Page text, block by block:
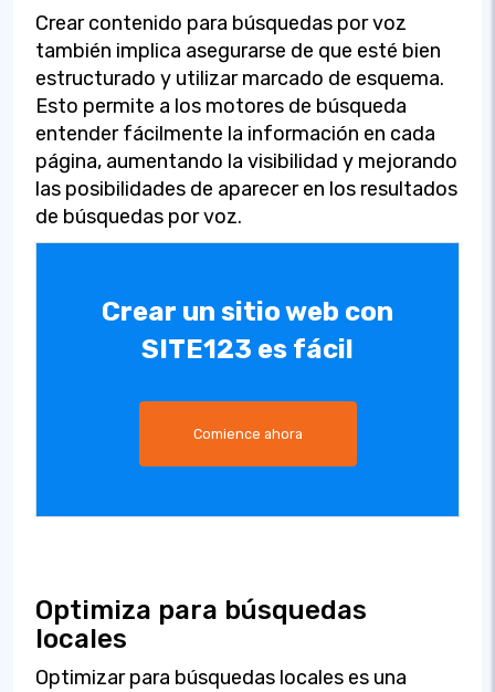
Crear contenido para búsquedas por voz
también implica asegurarse de que esté bien
estructurado y utilizar marcado de esquema.
Esto permite a los motores de búsqueda
entender fácilmente la información en cada
página, aumentando la visibilidad y mejorando
las posibilidades de aparecer en los resultados
de búsquedas por voz.
Crear un sitio web con
SITE123 es fácil
Comience ahora
Optimiza para búsquedas
locales
Optimizar para búsquedas locales es una